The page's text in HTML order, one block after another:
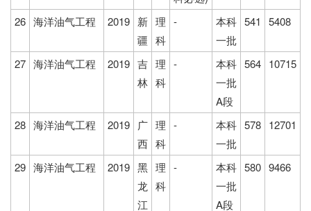
26 海洋油气工程 2019 新
疆
理
科
-
本科
一批
541 5408
27 海洋油气工程 2019 吉
林
理
科
-
本科
一批
A段
564 10715
28 海洋油气工程 2019
广
西
理
科
-
本科
一批
578 12701
29 海洋油气工程 2019 黑
龙
江
理
科
-
本科
一批
A段
580 9466